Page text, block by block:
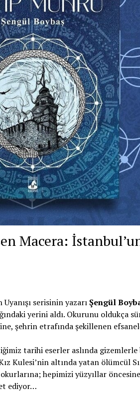
Macera:
serisinin yazarıŞengül
yerini aldı. Okurunu oldukça
şehrin etrafında şekillenen
tarihi eserler aslında
Kulesi’nin altında yatan ölümcül
hepimizi yüzyıllar
ediyor…